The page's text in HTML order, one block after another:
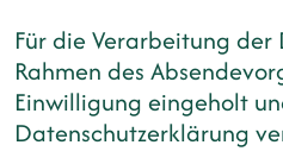
Für die Verarbeitung
Rahmen des
Einwilligung eingeholt
Datenschutzerklärung